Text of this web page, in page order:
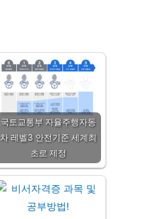
국토교통부 자율주행자동
차 레벨3 안전기준 세계최
초로 제정